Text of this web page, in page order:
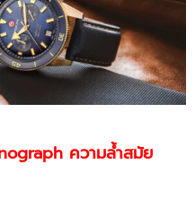
ความล้ำสมัย